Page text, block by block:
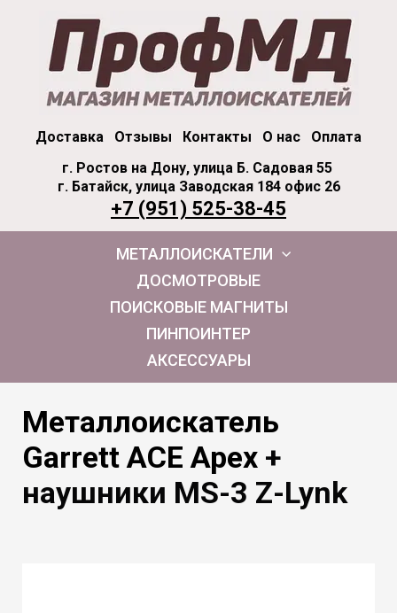
Доставка Отзывы Контакты О нас
Оплата
г. Ростов на Дону, улица Б. Садовая 55
г. Батайск, улица Заводская 184 офис 26
+7 (951) 525-38-45
МЕТАЛЛОИСКАТЕЛИ
ДОСМОТРОВЫЕ
ПОИСКОВЫЕ МАГНИТЫ
ПИНПОИНТЕР
АКСЕССУАРЫ
Металлоискатель
Garrett ACE Apex +
наушники MS-3 Z-Lynk